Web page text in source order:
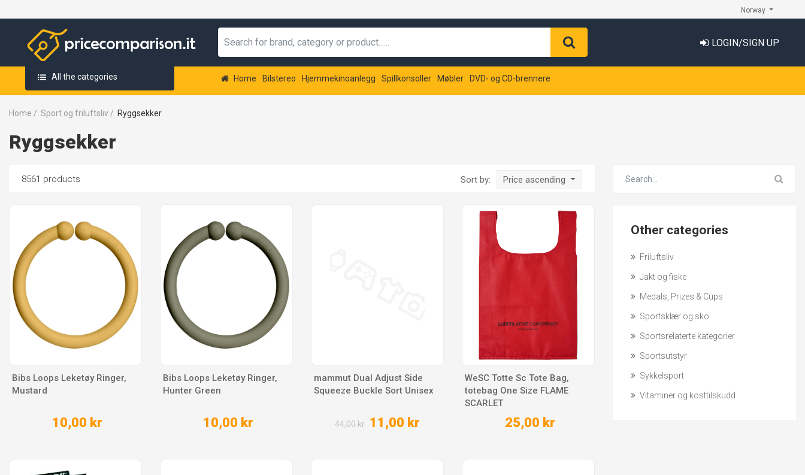
Norway
LOGIN/SIGN UP
All the categories Home Bilstereo Hjemmekinoanlegg Spillkonsoller Møbler DVD- og CD-brennere
Home / Sport og friluftsliv / Ryggsekker
Ryggsekker
Other categories
Friluftsliv
Jakt og fiske
Medals, Prizes & Cups
Sportsklær og sko
Sportsrelaterte kategorier
Sportsutstyr
Sykkelsport
Vitaminer og kosttilskudd
8561 products Sort by: Price ascending
Bibs Loops Leketøy Ringer,
Mustard
10,00 kr
Bibs Loops Leketøy Ringer,
Hunter Green
10,00 kr
mammut Dual Adjust Side
Squeeze Buckle Sort Unisex
44,00 kr 11,00 kr
WeSC Totte Sc Tote Bag,
totebag One Size FLAME
SCARLET
25,00 kr